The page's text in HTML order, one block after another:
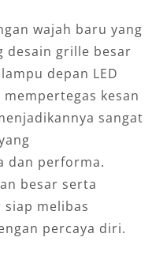
wajah baru yang
desain grille besar
depan LED
kesan
sangat
dan performa.
besar serta
melibas
percaya diri.